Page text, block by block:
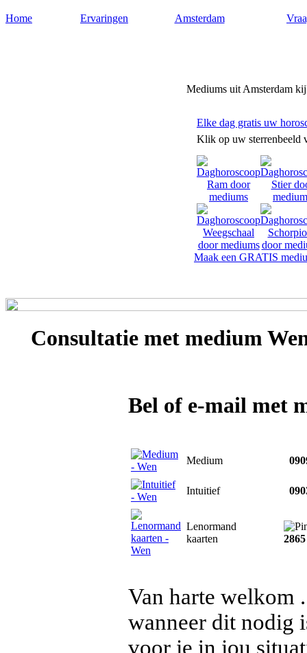
Home Ervaringen Amsterdam
Mediums uit Amsterdam
Elke dag gratis uw
Klik op uw sterrenbeeld
Maak een GRATIS
Consultatie met medium
Bel of e-mail met
Medium
Intuitief
Lenormand
kaarten
2865
Van harte welkom
wanneer dit nodig
voor je in jou